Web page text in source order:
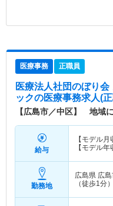
医療事務 正職員
医療法人社団のぼり
ックの医療事務求人(
【広島市／中区】 地域
給与
【モデル月
【モデル年
勤務地
広島県 広
（徒歩1分